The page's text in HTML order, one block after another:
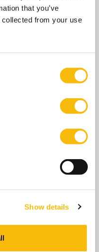
that you’ve
collected from your use
Show details
blik en leer je
mensen,
2026
impactvol leiderschap